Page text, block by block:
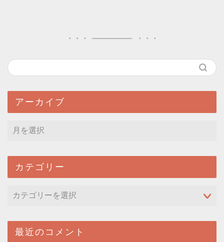
アーカイブ
カテゴリー
最近のコメント